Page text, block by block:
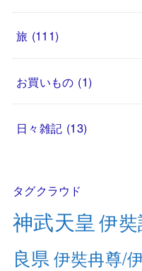
旅 (111)
お買いもの (1)
日々雑記 (13)
タグクラウド
神武天皇 伊
良県 伊奘冉尊/